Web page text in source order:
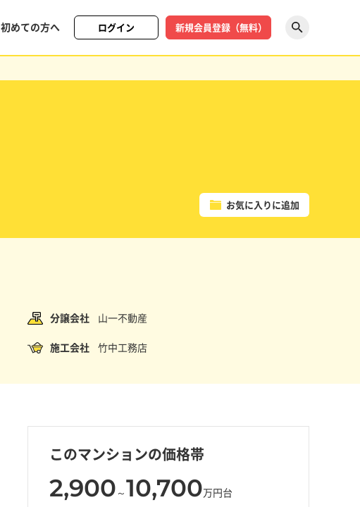
初めての方へ ログイン 新規会員登録（無料）
お気に入りに追加
分譲会社 山一不動産
施工会社 竹中工務店
このマンションの価格帯
2,900 ～10,700万円台